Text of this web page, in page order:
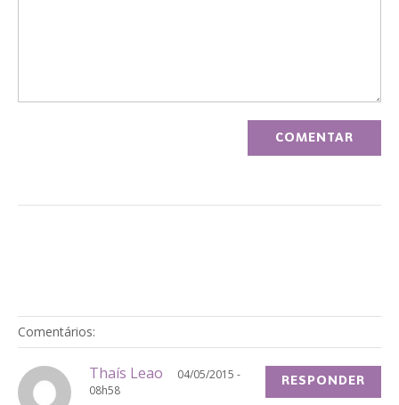
Comentários:
Thaís Leao
04/05/2015 -
08h58
RESPONDER